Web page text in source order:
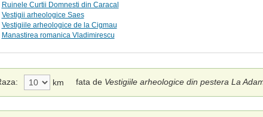
Ruinele Curtii Domnesti din Caracal
Vestigii arheologice Saes
Vestigiile arheologice de la Cigmau
Manastirea romanica Vladimirescu
km fata de Vestigiile arheologice din pestera La